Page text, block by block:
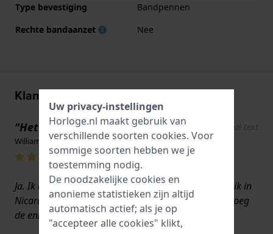
Type bevestiging
Bandpennen
Rechte bandaanzet
Nee
Klantenreviews
"Het geeft de tijd aan." Show original text
William Bliss · 5 augustus 2025
Ja. Ik draag hem al jaren. Ik laat hem repareren als ik in
Nicaragua ben, omdat de derde wereld vreemd genoeg
de enige plek is waar hij gerepareerd kan worden.
Uw privacy-instellingen
Horloge.nl maakt gebruik van
verschillende soorten cookies. Voor
sommige soorten hebben we je
toestemming nodig.
De noodzakelijke cookies en
anonieme statistieken zijn altijd
automatisch actief; als je op
"accepteer alle cookies" klikt,